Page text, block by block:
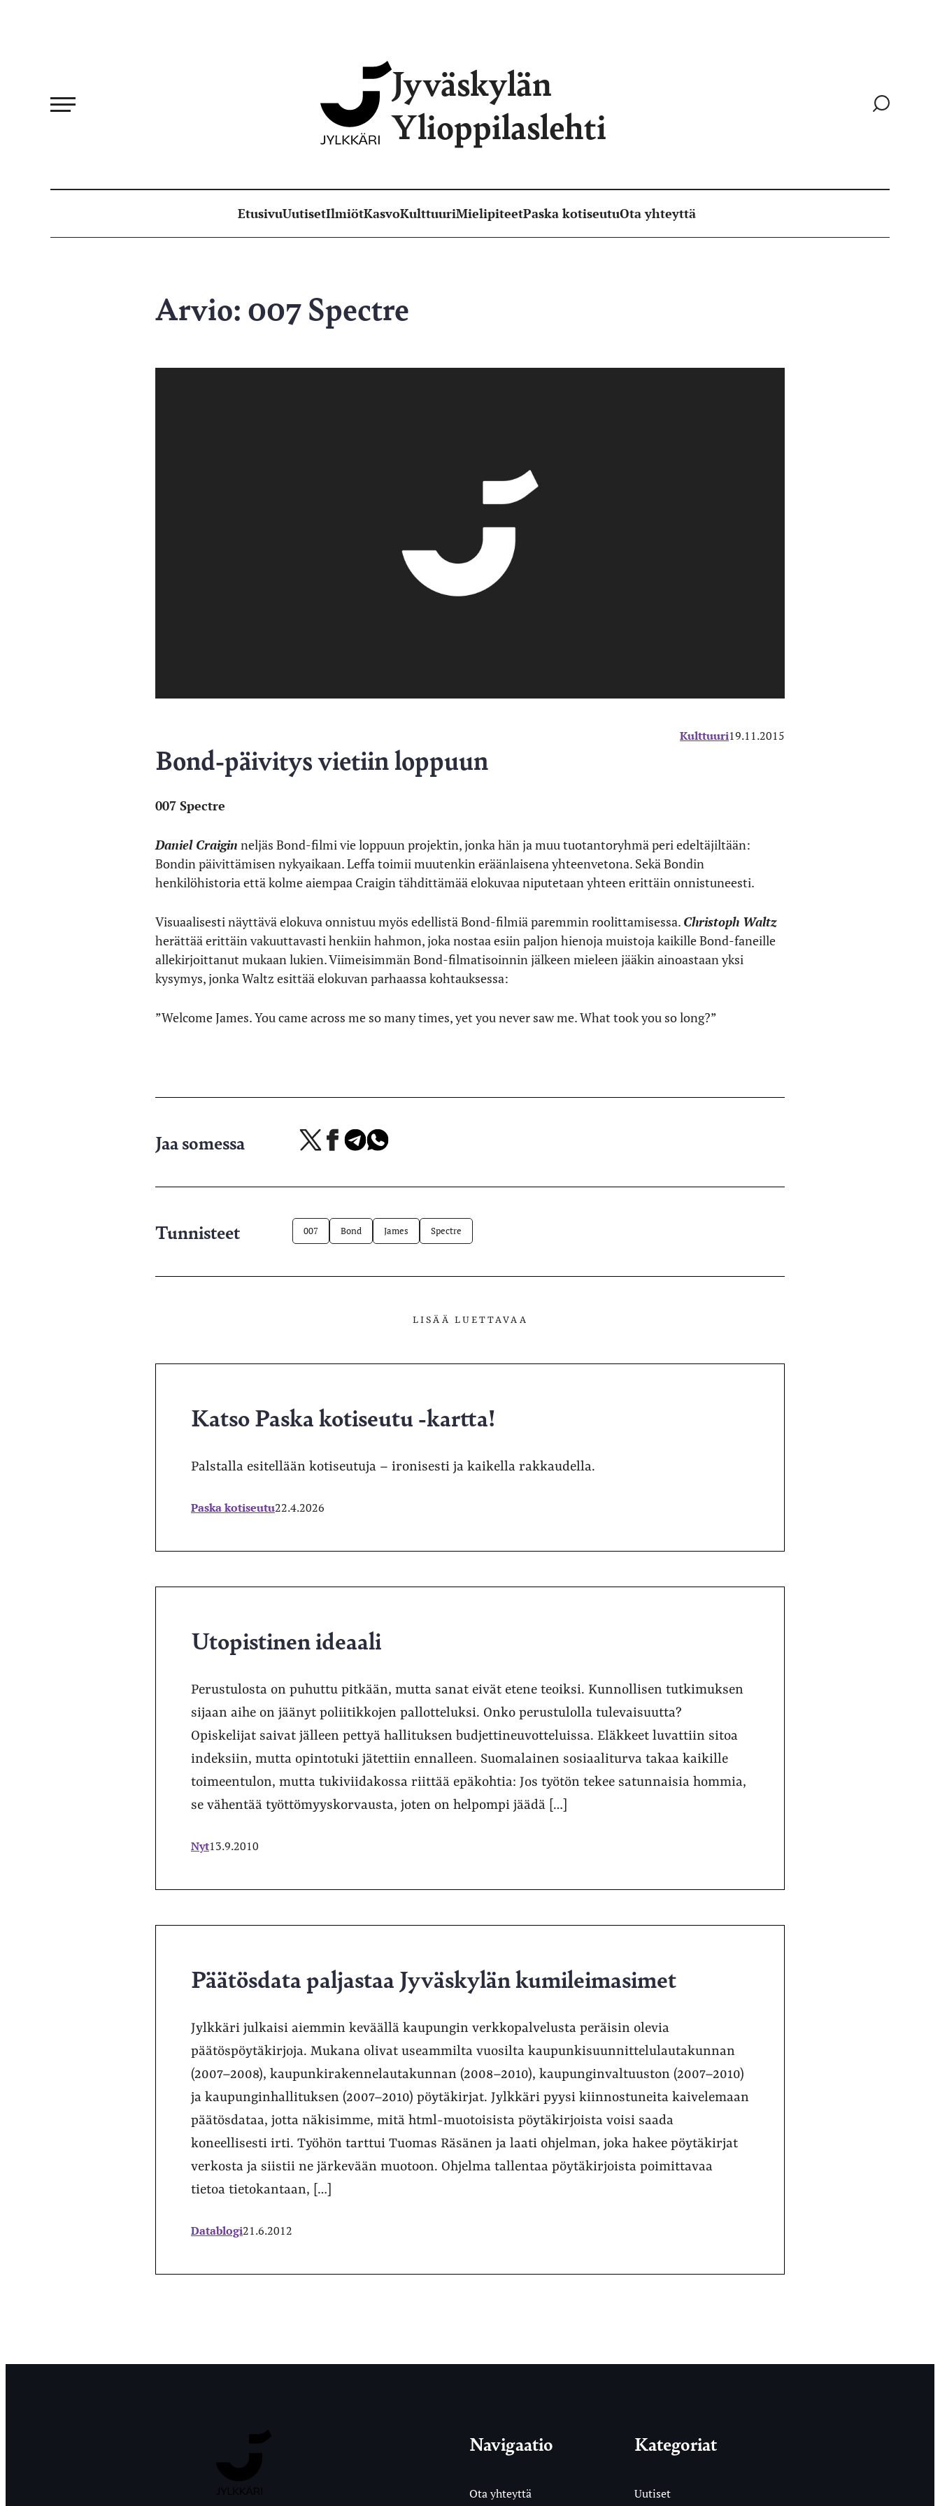
Jyväskylän
Ylioppilaslehti
Siirry
EtusivuUutisetIlmiötKasvoKulttuuriMielipiteetPaska kotiseutuOta yhteyttä
Arvio: 007 Spectre
Kulttuuri19.11.2015
Bond-päivitys vietiin loppuun
007 Spectre
Daniel Craigin neljäs Bond-filmi vie loppuun projektin, jonka hän ja muu tuotantoryhmä peri edeltäjiltään:
Bondin päivittämisen nykyaikaan. Leffa toimii muutenkin eräänlaisena yhteenvetona. Sekä Bondin
henkilöhistoria että kolme aiempaa Craigin tähdittämää elokuvaa niputetaan yhteen erittäin onnistuneesti.
Visuaalisesti näyttävä elokuva onnistuu myös edellistä Bond-filmiä paremmin roolittamisessa. Christoph Waltz
herättää erittäin vakuuttavasti henkiin hahmon, joka nostaa esiin paljon hienoja muistoja kaikille Bond-faneille
allekirjoittanut mukaan lukien. Viimeisimmän Bond-filmatisoinnin jälkeen mieleen jääkin ainoastaan yksi
kysymys, jonka Waltz esittää elokuvan parhaassa kohtauksessa:
”Welcome James. You came across me so many times, yet you never saw me. What took you so long?”
Jaa somessa
Jaa
palvelussa
Jaa Jaa Jaa
Tunnisteet 007 Bond James Spectre
LISÄÄ LUETTAVAA
Katso Paska kotiseutu -kartta!
Palstalla esitellään kotiseutuja – ironisesti ja kaikella rakkaudella.
Paska kotiseutu22.4.2026
Utopistinen ideaali
Perustulosta on puhuttu pitkään, mutta sanat eivät etene teoiksi. Kunnollisen tutkimuksen
sijaan aihe on jäänyt poliitikkojen pallotteluksi. Onko perustulolla tulevaisuutta?
Opiskelijat saivat jälleen pettyä hallituksen budjettineuvotteluissa. Eläkkeet luvattiin sitoa
indeksiin, mutta opintotuki jätettiin ennalleen. Suomalainen sosiaaliturva takaa kaikille
toimeentulon, mutta tukiviidakossa riittää epäkohtia: Jos työtön tekee satunnaisia hommia,
se vähentää työttömyyskorvausta, joten on helpompi jäädä […]
Nyt13.9.2010
Päätösdata paljastaa Jyväskylän kumileimasimet
Jylkkäri julkaisi aiemmin keväällä kaupungin verkkopalvelusta peräisin olevia
päätöspöytäkirjoja. Mukana olivat useammilta vuosilta kaupunkisuunnittelulautakunnan
(2007–2008), kaupunkirakennelautakunnan (2008–2010), kaupunginvaltuuston (2007–2010)
ja kaupunginhallituksen (2007–2010) pöytäkirjat. Jylkkäri pyysi kiinnostuneita kaivelemaan
päätösdataa, jotta näkisimme, mitä html-muotoisista pöytäkirjoista voisi saada
koneellisesti irti. Työhön tarttui Tuomas Räsänen ja laati ohjelman, joka hakee pöytäkirjat
verkosta ja siistii ne järkevään muotoon. Ohjelma tallentaa pöytäkirjoista poimittavaa
tietoa tietokantaan, […]
Datablogi21.6.2012
Navigaatio
Ota yhteyttä
Kategoriat
Uutiset